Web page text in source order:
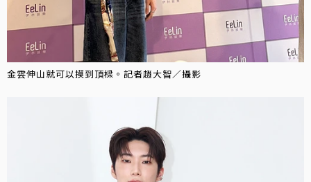
金雲伸山就可以摸到頂樑。記者趙大智／攝影